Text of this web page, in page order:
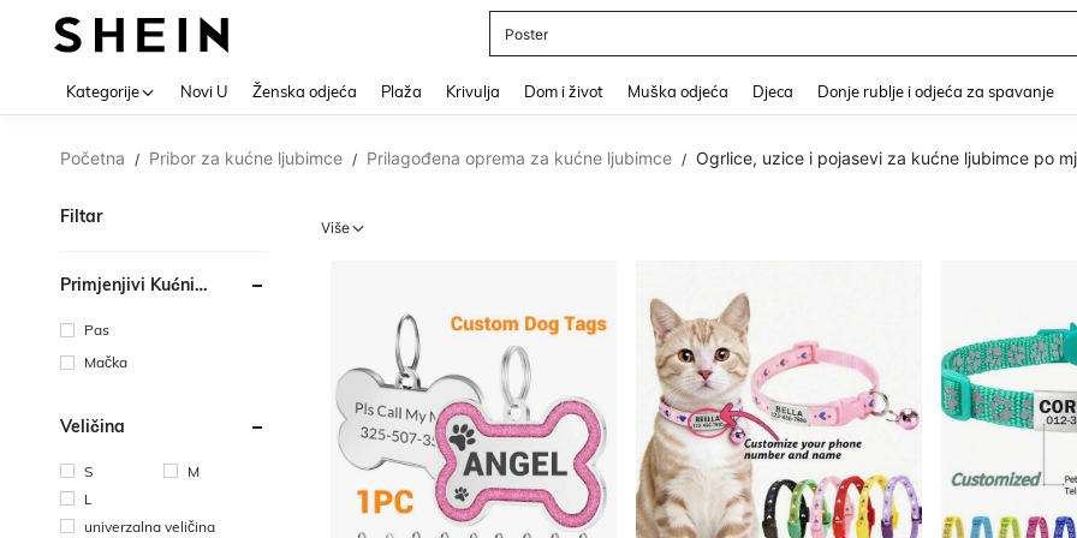
Poster
Kategorije Novi U Ženska odjeća Plaža Krivulja Dom i život Muška odjeća Djeca Donje rublje i odjeća za spavanje
Početna / Pribor za kućne ljubimce / Prilagođena oprema za kućne ljubimce / Ogrlice, uzice i pojasevi za kućne ljubimce po
Filtar
Primjenjivi Kućni
Pas
Mačka
Veličina
S
M
L
univerzalna veličina
Više